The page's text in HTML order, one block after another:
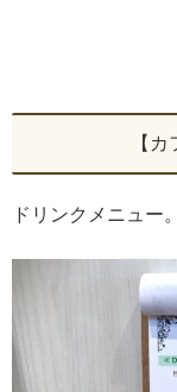
【
ドリンクメニュー。